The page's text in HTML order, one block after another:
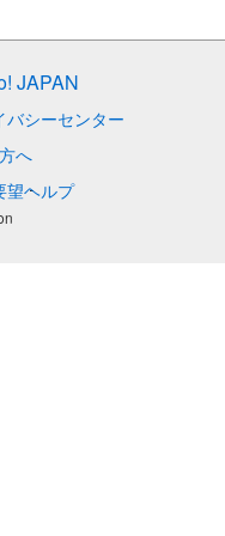
JAPAN
バシーセンター
へ
望ヘルプ